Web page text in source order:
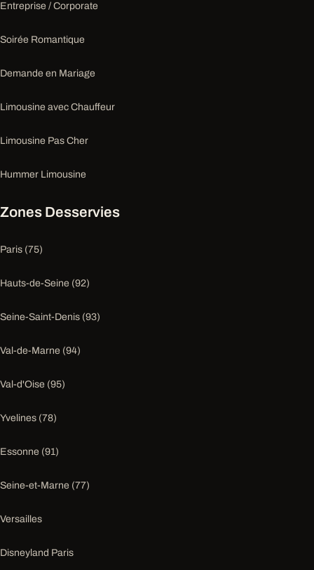
Entreprise / Corporate
Soirée Romantique
Demande en Mariage
Limousine avec Chauffeur
Limousine Pas Cher
Hummer Limousine
Zones Desservies
Paris (75)
Hauts-de-Seine (92)
Seine-Saint-Denis (93)
Val-de-Marne (94)
Val-d'Oise (95)
Yvelines (78)
Essonne (91)
Seine-et-Marne (77)
Versailles
Disneyland Paris